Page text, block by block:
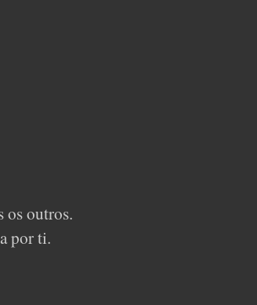
os outros.
por ti.